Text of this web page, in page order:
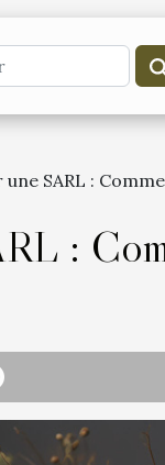
une SARL :
: